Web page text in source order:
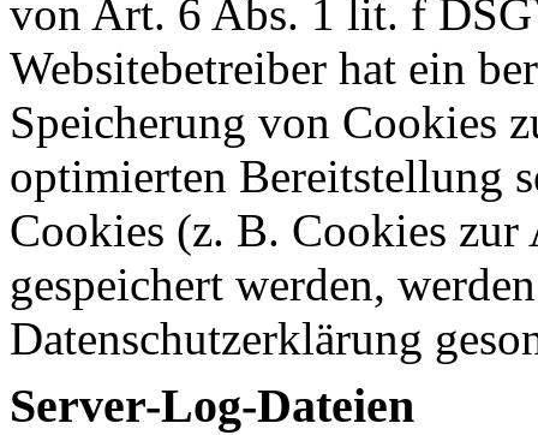
von Art. 6 Abs. 1 lit. f
Websitebetreiber hat ein
Speicherung von Cookies
optimierten Bereitstellung
Cookies (z. B. Cookies zur
gespeichert werden,
Datenschutzerklärung
Server-Log-Dateien